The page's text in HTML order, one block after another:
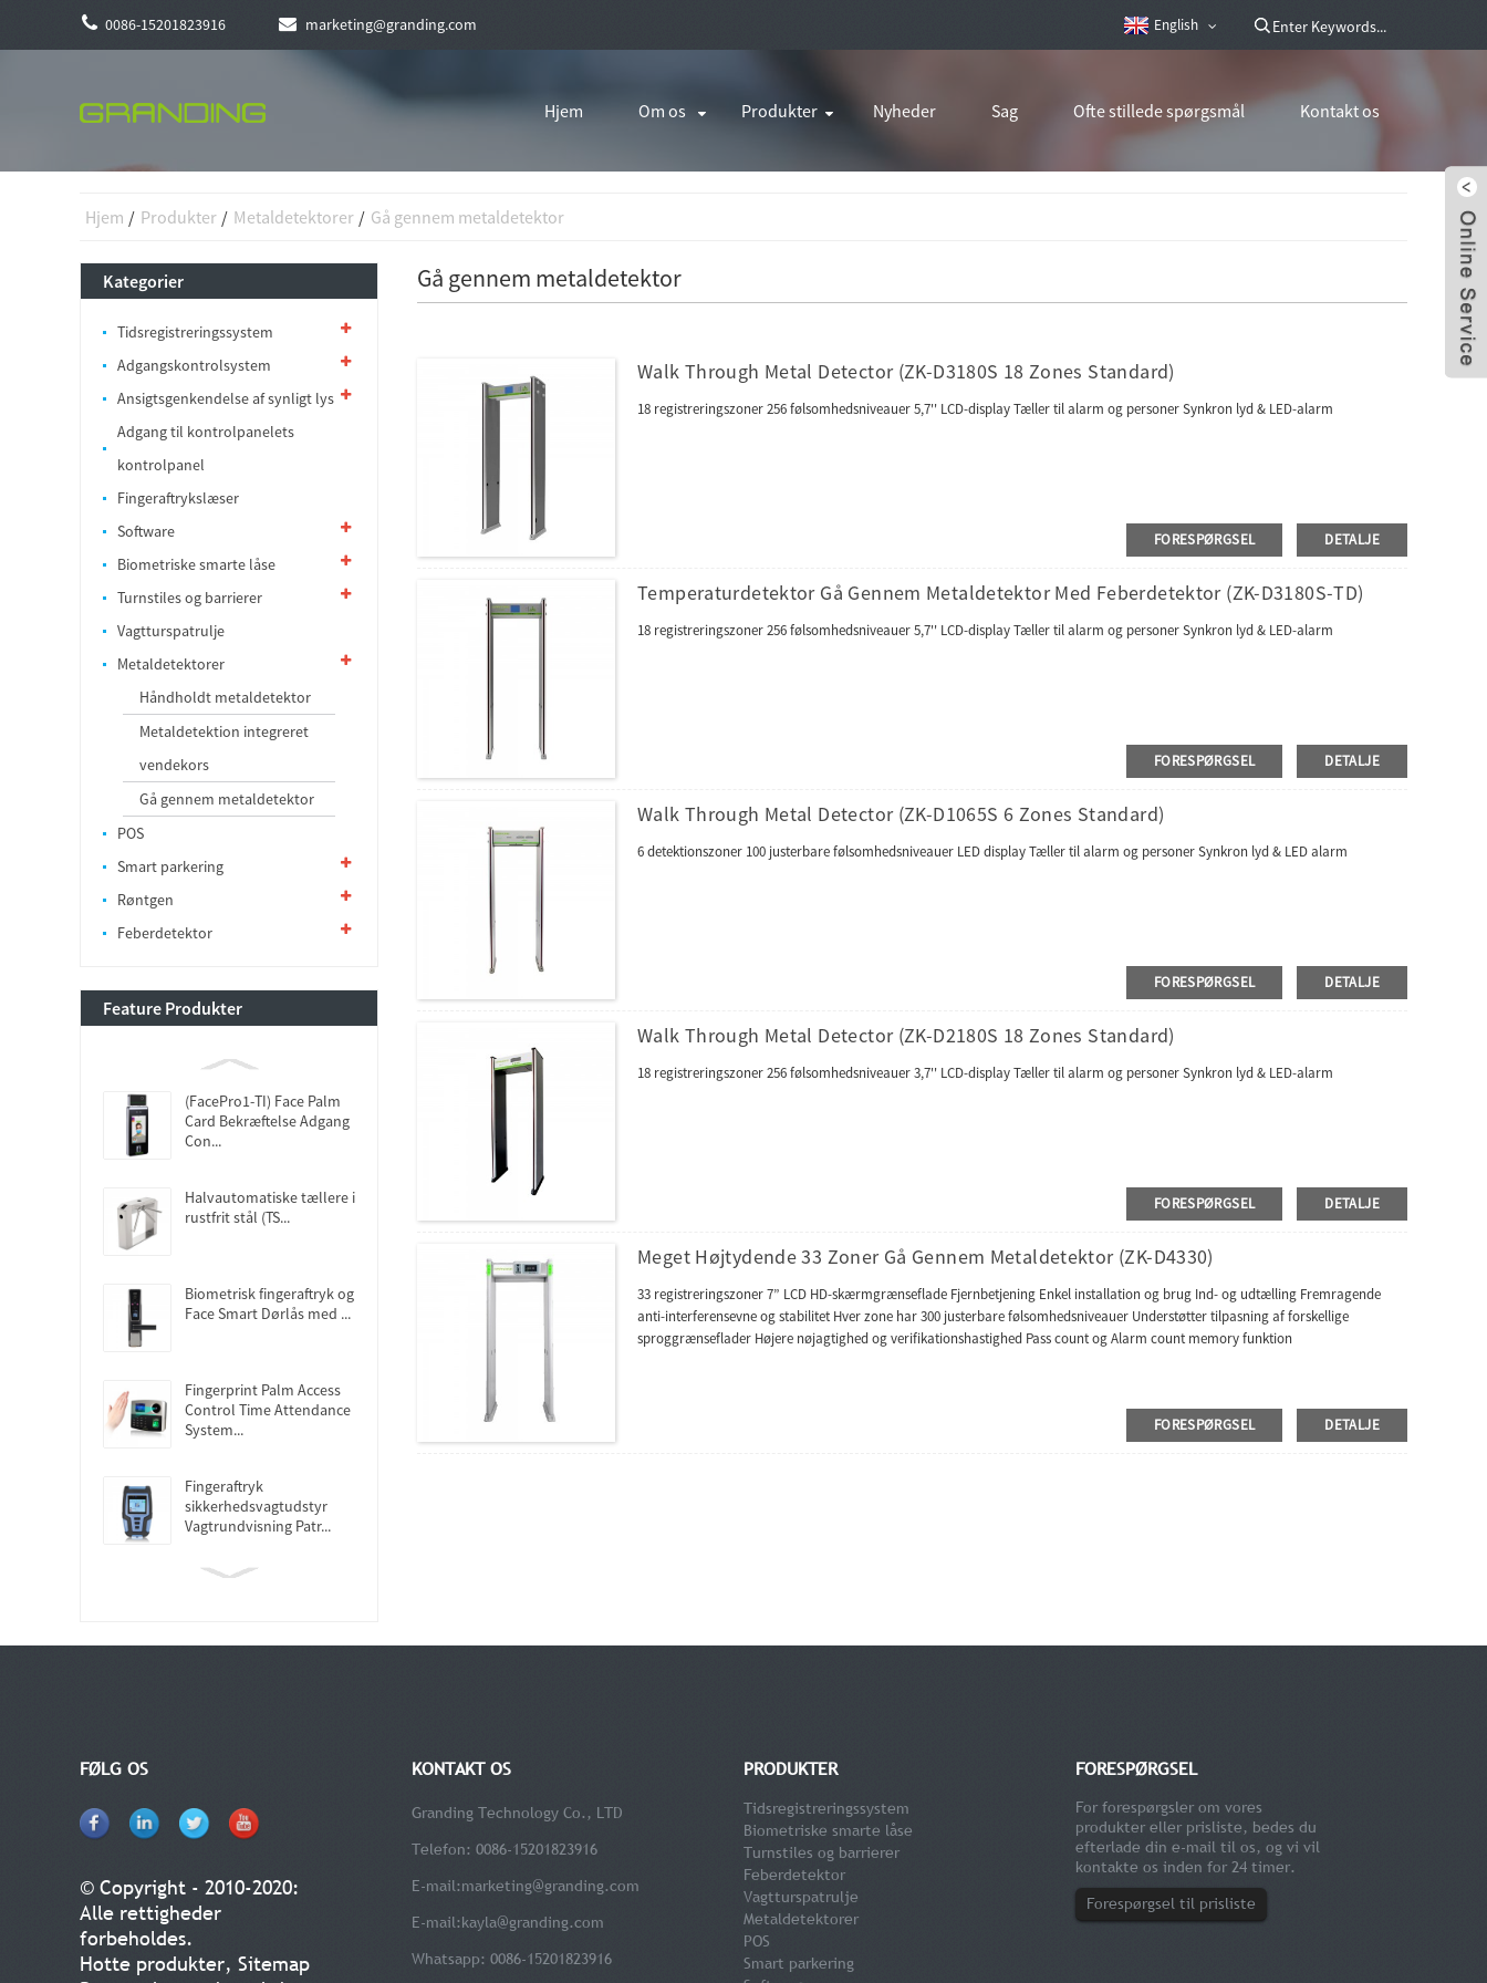
0086-15201823916 marketing@granding.com English
Hjem Om os Produkter Nyheder Sag Ofte stillede spørgsmål Kontakt os
Hjem Produkter Metaldetektorer Gå gennem metaldetektor
Kategorier
Tidsregistreringssystem
Adgangskontrolsystem
Ansigtsgenkendelse af synligt lys
Adgang til kontrolpanelets
kontrolpanel
Fingeraftrykslæser
Software
Biometriske smarte låse
Turnstiles og barrierer
Vagtturspatrulje
Metaldetektorer
Håndholdt metaldetektor
Metaldetektion integreret
vendekors
Gå gennem metaldetektor
POS
Smart parkering
Røntgen
Feberdetektor
Feature Produkter
(FacePro1-TI) Face Palm
Card Bekræftelse Adgang
Con...
Halvautomatiske tællere i
rustfrit stål (TS...
Biometrisk fingeraftryk og
Face Smart Dørlås med ...
Fingerprint Palm Access
Control Time Attendance
System...
Fingeraftryk
sikkerhedsvagtudstyr
Vagtrundvisning Patr...
Gå gennem metaldetektor
Walk Through Metal Detector (ZK-D3180S 18 Zones Standard)
18 registreringszoner 256 følsomhedsniveauer 5,7'' LCD-display Tæller til alarm og personer Synkron lyd & LED-alarm
FORESPØRGSEL DETALJE
Temperaturdetektor Gå Gennem Metaldetektor Med Feberdetektor (ZK-D3180S-TD)
18 registreringszoner 256 følsomhedsniveauer 5,7'' LCD-display Tæller til alarm og personer Synkron lyd & LED-alarm
FORESPØRGSEL DETALJE
Walk Through Metal Detector (ZK-D1065S 6 Zones Standard)
6 detektionszoner 100 justerbare følsomhedsniveauer LED display Tæller til alarm og personer Synkron lyd & LED alarm
FORESPØRGSEL DETALJE
Walk Through Metal Detector (ZK-D2180S 18 Zones Standard)
18 registreringszoner 256 følsomhedsniveauer 3,7'' LCD-display Tæller til alarm og personer Synkron lyd & LED-alarm
FORESPØRGSEL DETALJE
Meget Højtydende 33 Zoner Gå Gennem Metaldetektor (ZK-D4330)
33 registreringszoner 7” LCD HD-skærmgrænseflade Fjernbetjening Enkel installation og brug Ind- og udtælling Fremragende
anti-interferensevne og stabilitet Hver zone har 300 justerbare følsomhedsniveauer Understøtter tilpasning af forskellige
sproggrænseflader Højere nøjagtighed og verifikationshastighed Pass count og Alarm count memory funktion
FORESPØRGSEL DETALJE
FØLG OS
© Copyright - 2010-2020:
Alle rettigheder
forbeholdes.
Hotte produkter, Sitemap
KONTAKT OS
Granding Technology Co., LTD
Telefon: 0086-15201823916
E-mail:marketing@granding.com
E-mail:kayla@granding.com
Whatsapp: 0086-15201823916
PRODUKTER
Tidsregistreringssystem
Biometriske smarte låse
Turnstiles og barrierer
Feberdetektor
Vagtturspatrulje
Metaldetektorer
POS
Smart parkering
FORESPØRGSEL
For forespørgsler om vores
produkter eller prisliste, bedes du
efterlade din e-mail til os, og vi vil
kontakte os inden for 24 timer.
Forespørgsel til prisliste